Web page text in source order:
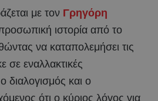
με τον Γρηγόρη
ιστορία από το
να καταπολεμήσει τις
σε εναλλακτικές
διαλογισμός και ο
ότι ο κύριος λόγος για